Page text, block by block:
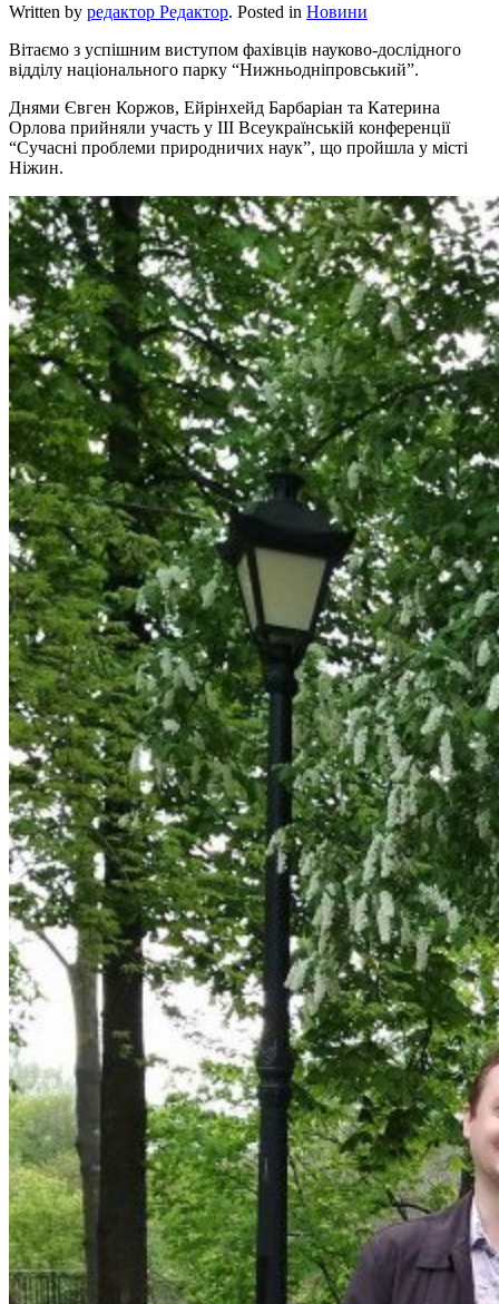
Written by редактор Редактор. Posted in Новини
Вітаємо з успішним виступом фахівців науково-дослідного
відділу національного парку “Нижньодніпровський”.
Днями Євген Коржов, Ейрінхейд Барбаріан та Катерина
Орлова прийняли участь у ІІІ Всеукраїнській конференції
“Сучасні проблеми природничих наук”, що пройшла у місті
Ніжин.